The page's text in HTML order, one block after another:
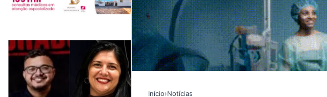
Início›Notícias